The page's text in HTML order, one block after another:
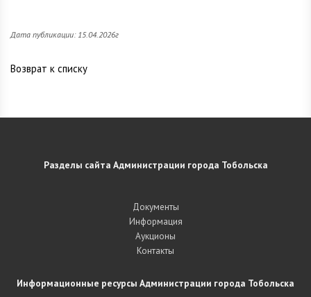
Дата публикации: 15.04.2026г
Возврат к списку
Разделы сайта Администрации города Тобольска
Документы
Информация
Аукционы
Контакты
Информационные ресурсы Администрации города Тобольска